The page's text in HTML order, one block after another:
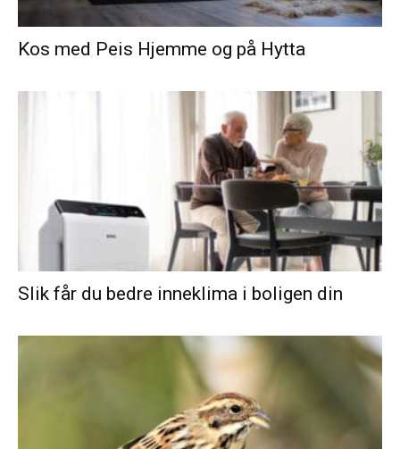
Kos med Peis Hjemme og på Hytta
Slik får du bedre inneklima i boligen din